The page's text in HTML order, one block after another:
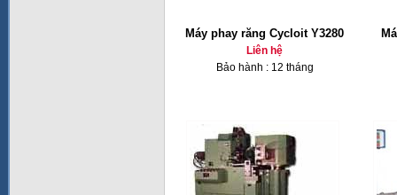
Máy phay răng Cycloit Y3280
Liên hệ
Bảo hành : 12 tháng